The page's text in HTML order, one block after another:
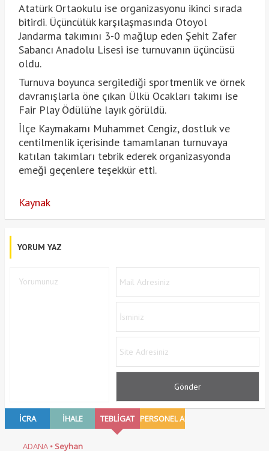
Atatürk Ortaokulu ise organizasyonu ikinci sırada
bitirdi. Üçüncülük karşılaşmasında Otoyol
Jandarma takımını 3-0 mağlup eden Şehit Zafer
Sabancı Anadolu Lisesi ise turnuvanın üçüncüsü
oldu.
Turnuva boyunca sergilediği sportmenlik ve örnek
davranışlarla öne çıkan Ülkü Ocakları takımı ise
Fair Play Ödülü’ne layık görüldü.
İlçe Kaymakamı Muhammet Cengiz, dostluk ve
centilmenlik içerisinde tamamlanan turnuvaya
katılan takımları tebrik ederek organizasyonda
emeği geçenlere teşekkür etti.
Kaynak
YORUM YAZ